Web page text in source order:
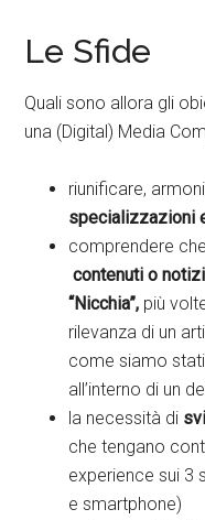
Le Sfide
Quali sono allora gli
una (Digital) Media
riunificare,
specializzazioni
comprendere
contenuti o
“Nicchia”, più
rilevanza di un
come siamo
all’interno di un
la necessità di
che tengano
experience sui 3
e smartphone)